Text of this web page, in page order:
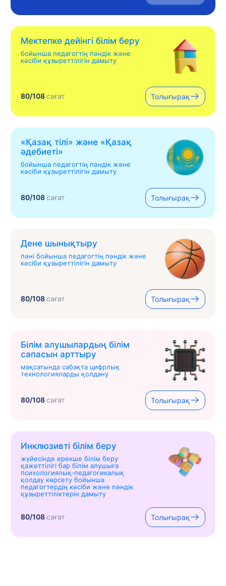
Мектепке дейінгі білім беру
бойынша педагогтің пәндік және
кәсіби құзыреттілігін дамыту
80/108сағат Толығырақ
«Қазақ тілі» жəне «Қазақ
əдебиеті»
бойынша педагогтің пәндік және
кәсіби құзыреттілігін дамыту
80/108сағат Толығырақ
Дене шынықтыру
пәні бойынша педагогтің пәндік және
кәсіби құзыреттілігін дамыту
80/108сағат Толығырақ
Білім алушылардың білім
сапасын арттыру
мақсатында сабақта цифрлық
технологияларды қолдану
80/108сағат Толығырақ
Инклюзивті білім беру
жүйесінде ерекше білім беру
қажеттілігі бар білім алушыға
психологиялық-педагогикалық
қолдау көрсету бойынша
педагогтердің кәсіби және пәндік
құзыреттіліктерін дамыту
80/108сағат Толығырақ